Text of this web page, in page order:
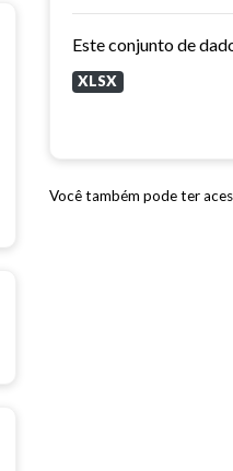
XLSX
Você também pode ter